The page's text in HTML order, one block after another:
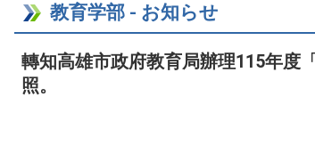
教育学部 - お知らせ
轉知高雄市政府教育局辦理115年度
照。